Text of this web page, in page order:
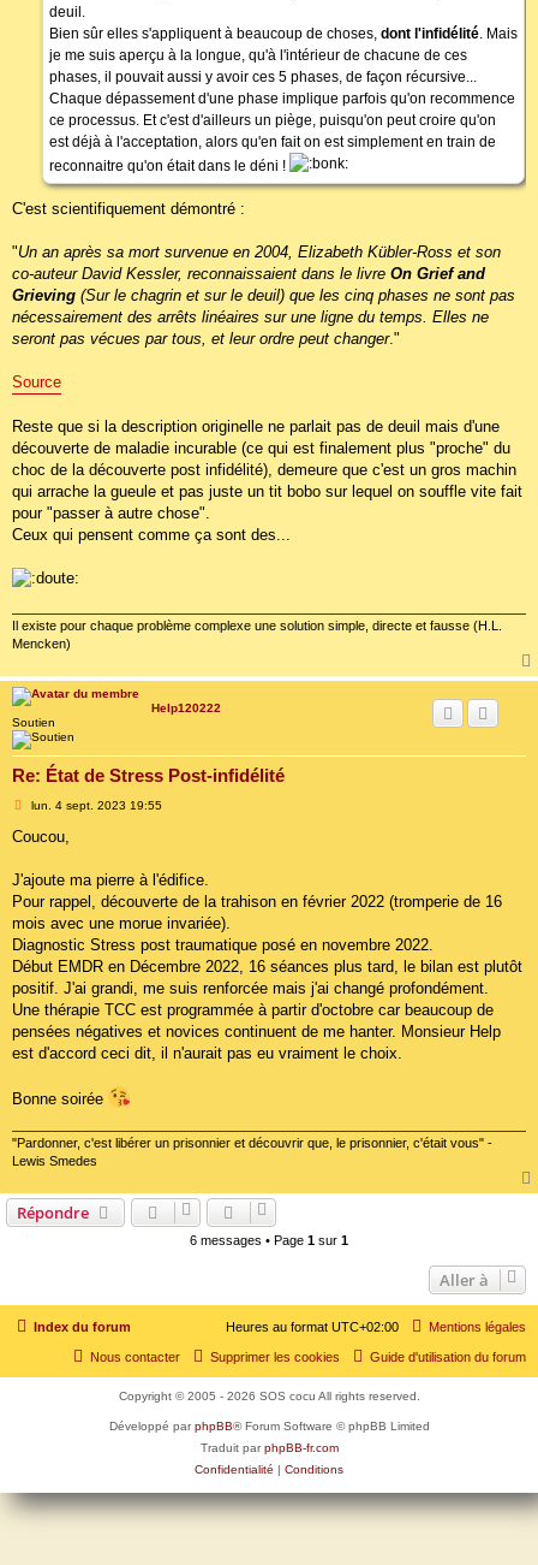
deuil.
Bien sûr elles s'appliquent à beaucoup de choses, dont l'infidélité . Mais
je me suis aperçu à la longue, qu'à l'intérieur de chacune de ces
phases, il pouvait aussi y avoir ces 5 phases, de façon récursive...
Chaque dépassement d'une phase implique parfois qu'on recommence
ce processus. Et c'est d'ailleurs un piège, puisqu'on peut croire qu'on
est déjà à l'acceptation, alors qu'en fait on est simplement en train de
reconnaitre qu'on était dans le déni !
C'est scientifiquement démontré :
"Un an après sa mort survenue en 2004, Elizabeth Kübler-Ross et son
co-auteur David Kessler, reconnaissaient dans le livre On Grief and
Grieving (Sur le chagrin et sur le deuil) que les cinq phases ne sont pas
nécessairement des arrêts linéaires sur une ligne du temps. Elles ne
seront pas vécues par tous, et leur ordre peut changer."
Source
Reste que si la description originelle ne parlait pas de deuil mais d'une
découverte de maladie incurable (ce qui est finalement plus "proche" du
choc de la découverte post infidélité), demeure que c'est un gros machin
qui arrache la gueule et pas juste un tit bobo sur lequel on souffle vite fait
pour "passer à autre chose".
Ceux qui pensent comme ça sont des...
Il existe pour chaque problème complexe une solution simple, directe et fausse (H.L.
Mencken)
Help120222
Soutien
Re: État de Stress Post-infidélité
M
s
g
e
lun. 4 sept. 2023 19:55
Coucou,
J'ajoute ma pierre à l'édifice.
Pour rappel, découverte de la trahison en février 2022 (tromperie de 16
mois avec une morue invariée).
Diagnostic Stress post traumatique posé en novembre 2022.
Début EMDR en Décembre 2022, 16 séances plus tard, le bilan est plutôt
positif. J'ai grandi, me suis renforcée mais j'ai changé profondément.
Une thérapie TCC est programmée à partir d'octobre car beaucoup de
pensées négatives et novices continuent de me hanter. Monsieur Help
est d'accord ceci dit, il n'aurait pas eu vraiment le choix.
Bonne soirée
"Pardonner, c'est libérer un prisonnier et découvrir que, le prisonnier, c'était vous" -
Lewis Smedes
Répondre
6 messages • Page 1 sur 1
Aller à
Index du forum Mentions légales
Heures au format UTC+02:00
Guide d'utilisation du forum
Supprimer les cookies
Nous contacter
Copyright © 2005 - 2026 SOS cocu All rights reserved.
Développé parphpBB® Forum Software © phpBB Limited
Traduit parphpBB-fr.com
Confidentialité
Conditions